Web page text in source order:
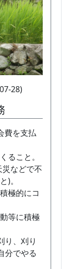
28)
費を支払
ること。
などで不
)。
極的にコ
等に積極
り、刈り
分でやる